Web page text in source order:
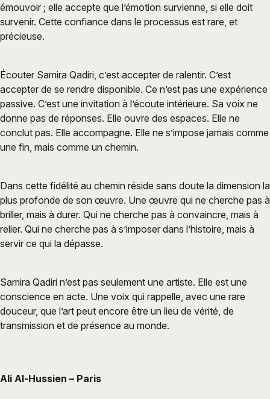
émouvoir ; elle accepte que l’émotion survienne, si elle doit
survenir. Cette confiance dans le processus est rare, et
précieuse.
Écouter Samira Qadiri, c’est accepter de ralentir. C’est
accepter de se rendre disponible. Ce n’est pas une expérience
passive. C’est une invitation à l’écoute intérieure. Sa voix ne
donne pas de réponses. Elle ouvre des espaces. Elle ne
conclut pas. Elle accompagne. Elle ne s’impose jamais comme
une fin, mais comme un chemin.
Dans cette fidélité au chemin réside sans doute la dimension la
plus profonde de son œuvre. Une œuvre qui ne cherche pas à
briller, mais à durer. Qui ne cherche pas à convaincre, mais à
relier. Qui ne cherche pas à s’imposer dans l’histoire, mais à
servir ce qui la dépasse.
Samira Qadiri n’est pas seulement une artiste. Elle est une
conscience en acte. Une voix qui rappelle, avec une rare
douceur, que l’art peut encore être un lieu de vérité, de
transmission et de présence au monde.
Ali Al-Hussien – Paris